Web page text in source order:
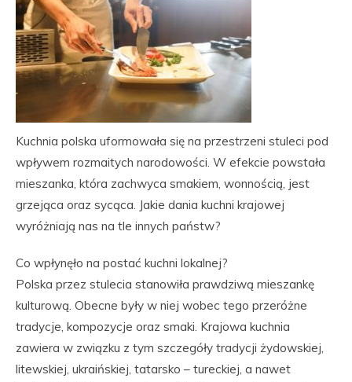
Kuchnia polska uformowała się na przestrzeni stuleci pod
wpływem rozmaitych narodowości. W efekcie powstała
mieszanka, która zachwyca smakiem, wonnością, jest
grzejąca oraz sycąca. Jakie dania kuchni krajowej
wyróżniają nas na tle innych państw?
Co wpłynęło na postać kuchni lokalnej?
Polska przez stulecia stanowiła prawdziwą mieszankę
kulturową. Obecne były w niej wobec tego przeróżne
tradycje, kompozycje oraz smaki. Krajowa kuchnia
zawiera w związku z tym szczegóły tradycji żydowskiej,
litewskiej, ukraińskiej, tatarsko – tureckiej, a nawet